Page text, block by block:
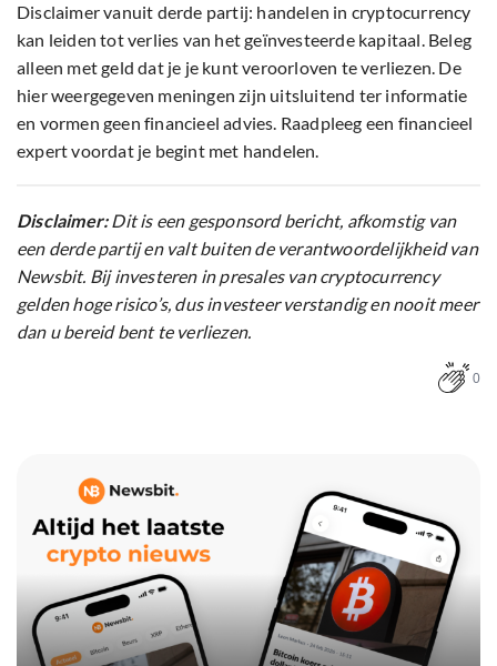
Disclaimer vanuit derde partij: handelen in cryptocurrency
kan leiden tot verlies van het geïnvesteerde kapitaal. Beleg
alleen met geld dat je je kunt veroorloven te verliezen. De
hier weergegeven meningen zijn uitsluitend ter informatie
en vormen geen financieel advies. Raadpleeg een financieel
expert voordat je begint met handelen.
Disclaimer:Dit is een gesponsord bericht, afkomstig van
een derde partij en valt buiten de verantwoordelijkheid van
Newsbit. Bij investeren in presales van cryptocurrency
gelden hoge risico’s, dus investeer verstandig en nooit meer
dan u bereid bent te verliezen.
0